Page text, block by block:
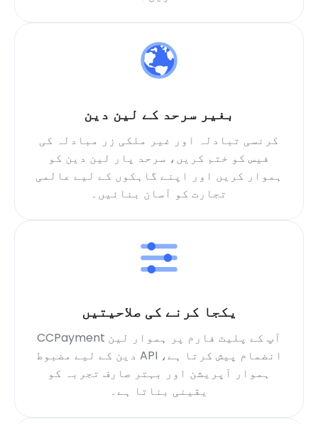
بغیر سرحد کے لین دین
کرنسی تبادلہ اور غیر ملکی زر مبادلہ کی
فیس کو ختم کریں، سرحد پار لین دین کو
ہموار کریں اور اپنے گاہکوں کے لیے عالمی
تجارت کو آسان بنائیں۔
یکجا کرنے کی صلاحیتیں
CCPayment آپ کے پلیٹ فارم پر ہموار لین
دین کے لیے مضبوط API انضمام پیش کرتا ہے،
ہموار آپریشن اور بہتر صارف تجربہ کو
یقینی بناتا ہے۔